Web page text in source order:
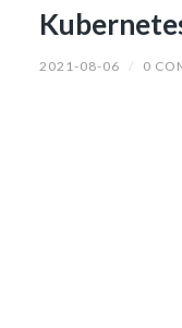
2021-08-06 / 0